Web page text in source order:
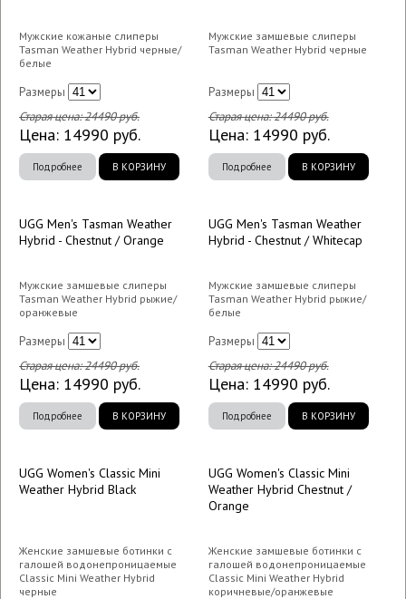
Мужские кожаные слиперы
Tasman Weather Hybrid черные/
белые
Размеры
Старая цена:24490руб.
Цена: 14990 руб.
Подробнее В КОРЗИНУ
Мужские замшевые слиперы
Tasman Weather Hybrid черные
Размеры
Старая цена:24490руб.
Цена: 14990 руб.
Подробнее В КОРЗИНУ
UGG Men's Tasman Weather
Hybrid - Chestnut / Orange
Мужские замшевые слиперы
Tasman Weather Hybrid рыжие/
оранжевые
Размеры
Старая цена:24490руб.
Цена: 14990 руб.
Подробнее В КОРЗИНУ
UGG Men's Tasman Weather
Hybrid - Chestnut / Whitecap
Мужские замшевые слиперы
Tasman Weather Hybrid рыжие/
белые
Размеры
Старая цена:24490руб.
Цена: 14990 руб.
Подробнее В КОРЗИНУ
UGG Women's Classic Mini
Weather Hybrid Black
Женские замшевые ботинки с
галошей водонепроницаемые
Classic Mini Weather Hybrid
черные
UGG Women's Classic Mini
Weather Hybrid Chestnut /
Orange
Женские замшевые ботинки с
галошей водонепроницаемые
Classic Mini Weather Hybrid
коричневые/оранжевые